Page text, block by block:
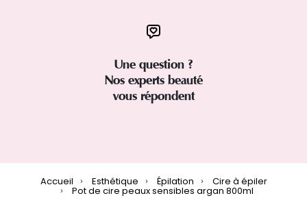
Une question ?
Nos experts beauté
vous répondent
Accueil Esthétique Épilation Cire à épiler
Pot de cire peaux sensibles argan 800ml